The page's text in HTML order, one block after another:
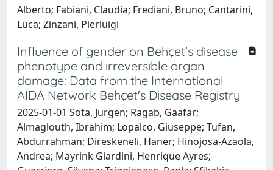
Alberto; Fabiani, Claudia; Frediani, Bruno; Cantarini,
Luca; Zinzani, Pierluigi
Influence of gender on Behçet's disease
phenotype and irreversible organ
damage: Data from the International
AIDA Network Behçet's Disease Registry
2025-01-01 Sota, Jurgen; Ragab, Gaafar;
Almaglouth, Ibrahim; Lopalco, Giuseppe; Tufan,
Abdurrahman; Direskeneli, Haner; Hinojosa-Azaola,
Andrea; Mayrink Giardini, Henrique Ayres;